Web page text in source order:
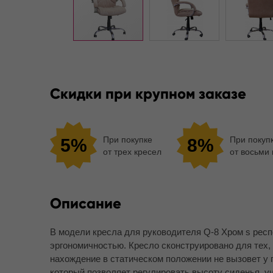
Скидки при крупном заказе
5%
При покупке
от трех кресел
8%
При
от восьми
Описание
В модели кресла для руководителя Q-8 Хром s
эргономичностью. Кресло сконструировано для
нахождение в статическом положении не вызовет